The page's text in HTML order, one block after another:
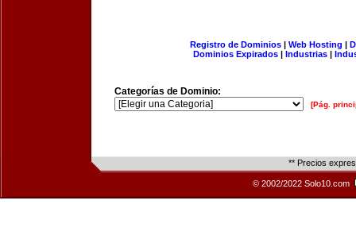
Registro de Dominios| Web Hosting |
Dominios Expirados | Industrias |
Categorías de Dominio:
[Pág.
** Precios
© 2002/2022 Solo10.com